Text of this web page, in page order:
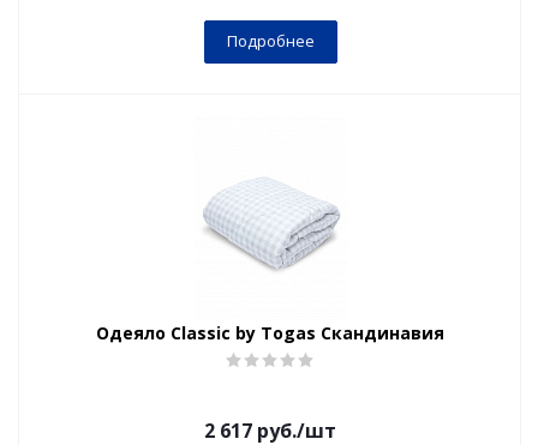
Подробнее
Одеяло Classic by Togas Скандинавия
2 617 руб./шт